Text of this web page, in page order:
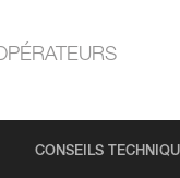
CONSEILS